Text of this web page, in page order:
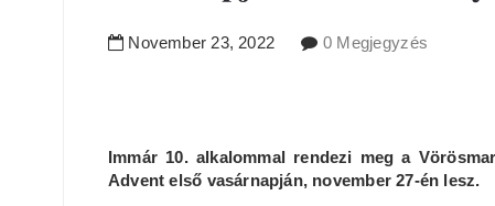
November 23, 2022 0 Megjegyzés
Immár 10. alkalommal rendezi meg a
Advent első vasárnapján, november 27-én lesz.